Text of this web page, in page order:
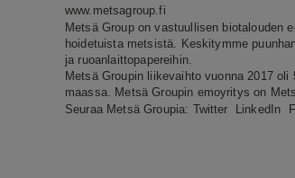
www.metsagroup.fi
Metsä Group on vastuullisen biotalouden
hoidetuista metsistä. Keskitymme
ja ruoanlaittopapereihin.
Metsä Groupin liikevaihto vuonna 2017
maassa. Metsä Groupin emoyritys on
Seuraa Metsä Groupia: Twitter LinkedIn